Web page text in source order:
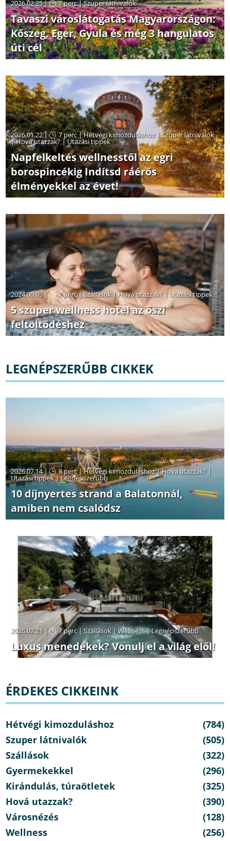
2026.02.25 | 7 perc|Szuper látnivalók
Tavaszi városlátogatás Magyarországon:
Kőszeg, Eger, Gyula és még 3 hangulatos
úti cél
2026.01.22 | 7 perc|Hétvégi kimozduláshoz|Szuper látnivalók
|Hová utazzak?|Utazási tippek
Napfelkeltés wellnesstől az egri
borospincékig Indítsd ráérős
élményekkel az évet!
2024.09.05 | 7 perc|Szállások|Hová utazzak?|Utazási tippek
5 szuper wellness hotel az őszi
feltöltődéshez
LEGNÉPSZERŰBB CIKKEK
2026.07.14 | 8 perc|Hétvégi kimozduláshoz|Hová utazzak? |
Utazási tippek|Legnépszerűbb
10 díjnyertes strand a Balatonnál,
amiben nem csalódsz
2026.07.21 | 7 perc|Szállások|Wellness|Legnépszerűbb
Luxus menedékek? Vonulj el a világ elől!
ÉRDEKES CIKKEINK
Hétvégi kimozduláshoz
(784)
Szuper látnivalók
(505)
Szállások
(322)
Gyermekekkel
(296)
Kirándulás, túraötletek
(325)
Hová utazzak?
(390)
Városnézés
(128)
Wellness
(256)